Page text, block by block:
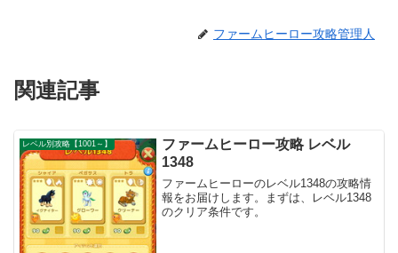
ファームヒーロー攻略管理人
関連記事
レベル別攻略【1001～】
ファームヒーロー攻略 レベル
1348
ファームヒーローのレベル1348の攻略情
報をお届けします。まずは、レベル1348
のクリア条件です。